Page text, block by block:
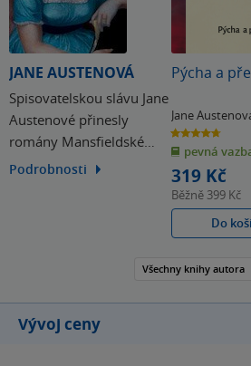
JANE AUSTENOVÁ
Spisovatelskou slávu Jane
Austenové přinesly
romány Mansfieldské
panství a Pýcha a
Podrobnosti
Pýcha a
Jane
4.7
z
5
hvězdiček
pevná
319 Kč
Běžně 399 Kč
Do
Všechny knihy autora
Vývoj ceny